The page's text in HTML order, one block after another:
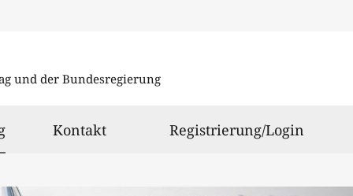
und der Bundesregierung
ausgewählt
Kontakt Registrierung/Login